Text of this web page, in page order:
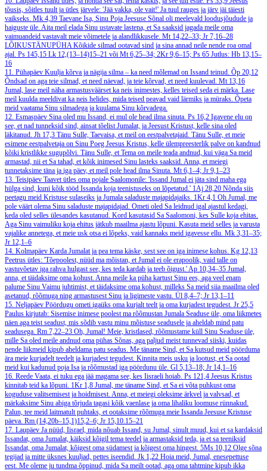
tõusis, sõitles tuult ja ütles järvele: 'Jää vakka, ole vait!' Ja tuul rauges ja järv jäi täiesti
vaikseks. Mk 4,39 Taevane Isa, Sinu Poja Jeesuse Sõnal oli meelevald loodusjõudude ja
haiguste üle. Aita meil elada Sinu ustavate lastena, et Sa saaksid jagada meile oma
vaimuandeid vastavalt meie võimetele ja alandlikkusele. Mt 14,22–33; Jr 7,16–28
LÕIKUSTÄNUPÜHAKõikide silmad ootavad sind ja sina annad neile nende roa omal
ajal. Ps 145,15 Lk 12,(13–14)15–21 või Mt 6,25–34; 2Kr 9,6–15; Ps 65 Jutlus: Hb 13,15–
16
11. Pühapäev Kuulja kõrva ja nägija silma – ka need mõlemad on Issand teinud. Õp 20,12
Õndsad on aga teie silmad, et need näevad, ja teie kõrvad, et need kuulevad. Mt 13,16
Jumal, lase meil näha armastusväärset ka neis inimestes, kelles teised seda ei märka. Lase
meil kuulda meeldivat ka neis helides, mida teised peavad vaid lärmiks ja müraks. Õpeta
meid vaatama Sinu silmadega ja kuulama Sinu kõrvadega.
12. Esmaspäev Sina oled mu Issand, ei mul ole head ilma sinuta. Ps 16,2 Igavene elu on
see, et nad tunneksid sind, ainsat tõelist Jumalat, ja Jeesust Kristust, kelle sina oled
läkitanud. Jh 17,3 Tänu Sulle, Taevaisa, et meil on eestpalvetajaid. Tänu Sulle, et meie
esimene eestpalvetaja on Sinu Poeg Jeesus Kristus, kelle ülempreesterlik palve on kandnud
kõiki kristlikke sugupõlvi. Tänu Sulle, et Tema on meile teada andnud, kui väga Sa meid
armastad, nii et Sa tahad, et kõik inimesed Sinu lasteks saaksid. Anna, et meiegi
tunnetaksime täna ja iga päev, et meil pole head ilma Sinuta. Mt 6,1–4; Jr 9,1–23
13. Teisipäev Taavet ütles oma pojale Saalomonile: 'Issand Jumal ei jäta sind maha ega
hülga sind, kuni kõik tööd Issanda koja teenistuseks on lõpetatud.' 1Aj 28,20 Nõnda siis
peetagu meid Kristuse sulaseiks ja Jumala saladuste majapidajaiks. 1Kr 4,1 Oh Jumal, me
pole väärt olema Sinu saladuste majapidajad. Ometi oled Sa leidnud igal ajastul kedagi,
keda oled selles ülesandes kasutanud. Kord kasutasid Sa Saalomoni, kes Sulle koja ehitas.
Aga Sinu vaimuliku koja ehitus jätkub maailma ajastu lõpuni. Kasuta meid selles ja varusta
vajalike annetega, et meie usk otsa ei lõpeks, vaid kannaks meid igavesse ellu. Mk 3,31–35;
Jr 12,1–6
14. Kolmapäev Karda Jumalat ja pea tema käske, sest see on iga inimese kohus. Kg 12,13
Peetrus ütles: 'Tõepoolest, nüüd ma mõistan, et Jumal ei ole erapoolik, vaid talle on
vastuvõetav iga rahva hulgast see, kes teda kardab ja teeb õigust.'Ap 10,34–35 Jumal,
anna, et täidaksime oma kohust. Anna meile ka püha kartust Sinu ees, aga veel enam
palume Sinu Vaimu juhtimist, et täidaksime oma kohust, milleks Sa meid siia maailma oled
asetanud, rõõmuga ning armastusest Sinu ja ligimeste vastu. Ül 8,4–7; Jr 13,1–11
15. Neljapäev Pöördugu ometi igaüks oma kurjalt teelt ja oma kurjadest tegudest. Jr 25,5
Paulus kirjutab: Sisemise inimese poolest ma rõõmustan Jumala Seaduse üle, oma liikmetes
näen aga teist seadust, mis sõdib vastu minu mõistuse seadusele ja aheldab mind patu
seadusega. Rm 7,22–23 Oh, Jumal! Meie, kristlased, rõõmustame küll Sinu Seaduse üle,
mille Sa oled meile andnud oma pühas Sõnas, aga paljud meist tunnevad siiski, kuidas
nende liikmeid kipub aheldama patu seadus. Me täname Sind, et Sa kutsud meid pöörduma
ära meie kurjadelt teedelt ja kurjadest tegudest. Kinnita meis usku ja lootust, et Sa ootad
meid kui kadunud poja Isa ja rõõmustad iga pöördunu üle. Gl 5,13–18; Jr 14,1–16
16. Reede Vaata, ei tuku ega jää magama see, kes Iisraeli hoiab. Ps 121,4 Jeesus Kristus
kinnitab teid ka lõpuni. 1Kr 1,8 Jumal, me täname Sind, et Sa ei võta puhkust oma
koguduse valitsemisest ja hoidmisest. Anna, et meiegi oleksime ärkvel ja valvsad, et
märkaksime Sinu abiga tõrjuda tagasi kõik vaenlase ja oma lihaliku loomuse rünnakud.
Palun, tee meid laitmatult puhtaks, et ootaksime rõõmuga meie Issanda Jeesuse Kristuse
päeva. Rm (14,20b–15,1)15,2–6; Jr 15,10.15–21
17. Laupäev Ja nüüd, Iisrael, mida nõuab Issand, su Jumal, sinult muud, kui et sa kardaksid
Issandat, oma Jumalat, käiksid kõigil tema teedel ja armastaksid teda, ja et sa teeniksid
Issandat, oma Jumalat, kõigest oma südamest ja kõigest oma hingest. 5Ms 10,12 Olge sõna
tegijad ja mitte üksnes kuuljad, pettes iseendid. Jk 1,22 Hoia meid, Jumal, enesepettuse
eest. Me oleme ju tundma õppinud, mida Sa meilt ootad, aga oma tahtmine kipub ikka